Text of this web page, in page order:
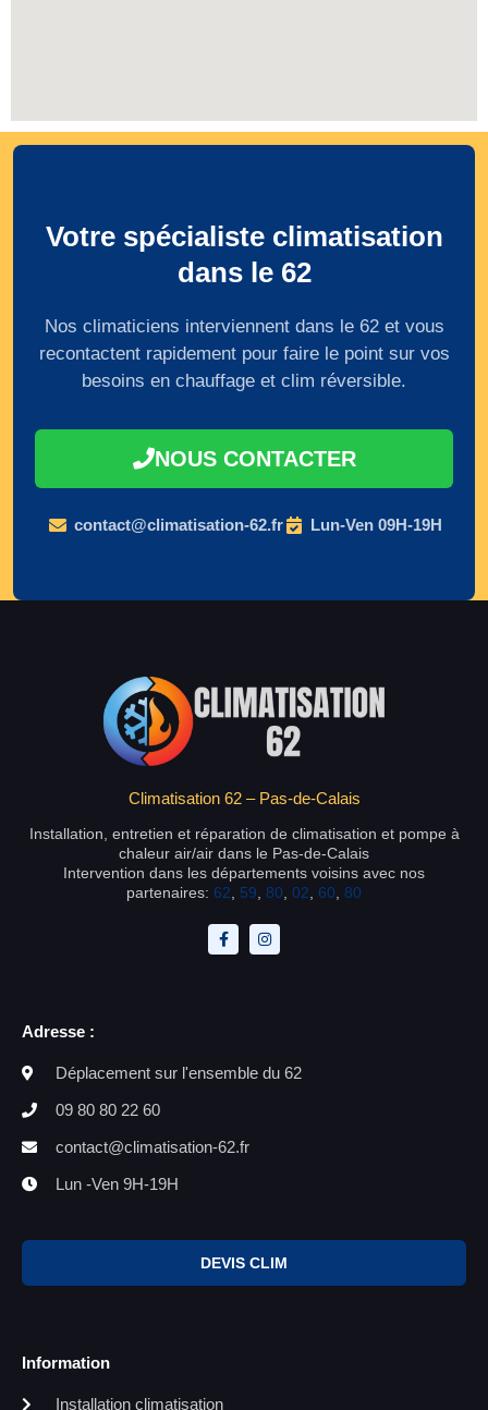
Votre spécialiste climatisation
dans le 62
Nos climaticiens interviennent dans le 62 et vous
recontactent rapidement pour faire le point sur vos
besoins en chauffage et clim réversible.
NOUS CONTACTER
contact@climatisation-62.fr Lun-Ven 09H-19H
Climatisation 62 – Pas-de-Calais
Installation, entretien et réparation de climatisation et pompe à
chaleur air/air dans le Pas-de-Calais
Intervention dans les départements voisins avec nos
partenaires: 62 59 80 02 60 80
Adresse :
Déplacement sur l'ensemble du 62
09 80 80 22 60
contact@climatisation-62.fr
Lun -Ven 9H-19H
DEVIS CLIM
Information
Installation climatisation